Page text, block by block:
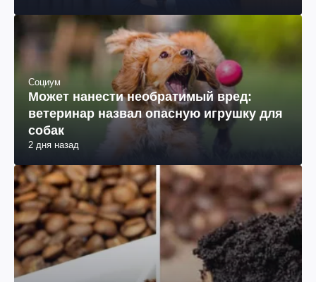
Социум
Может нанести необратимый вред:
ветеринар назвал опасную игрушку для
собак
2 дня назад